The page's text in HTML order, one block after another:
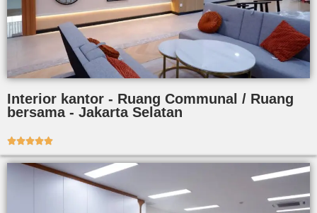
Interior kantor - Ruang Communal / Ruang
bersama - Jakarta Selatan
